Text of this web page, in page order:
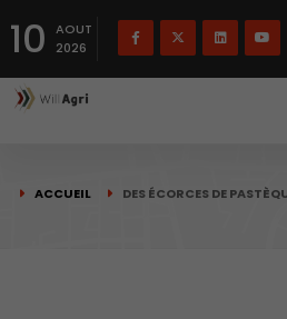
10
AOUT
2026
ACCUEIL DES ÉCORCES DE
Français